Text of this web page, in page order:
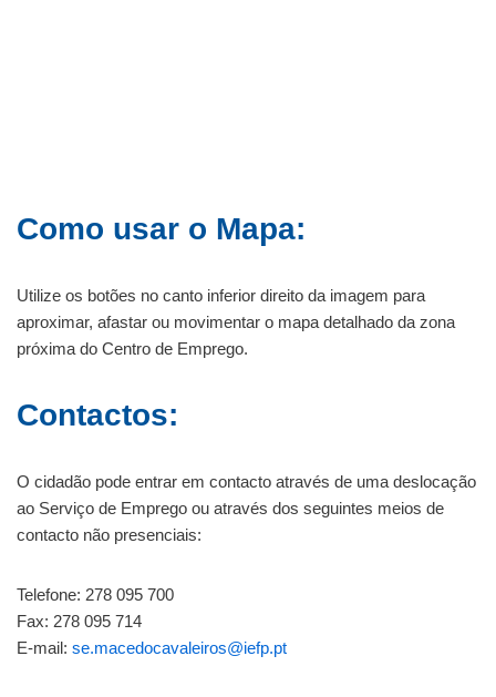
Como usar o Mapa:
Utilize os botões no canto inferior direito da imagem para
aproximar, afastar ou movimentar o mapa detalhado da zona
próxima do Centro de Emprego.
Contactos:
O cidadão pode entrar em contacto através de uma deslocação
ao Serviço de Emprego ou através dos seguintes meios de
contacto não presenciais:
Telefone: 278 095 700
Fax: 278 095 714
E-mail: se.macedocavaleiros@iefp.pt